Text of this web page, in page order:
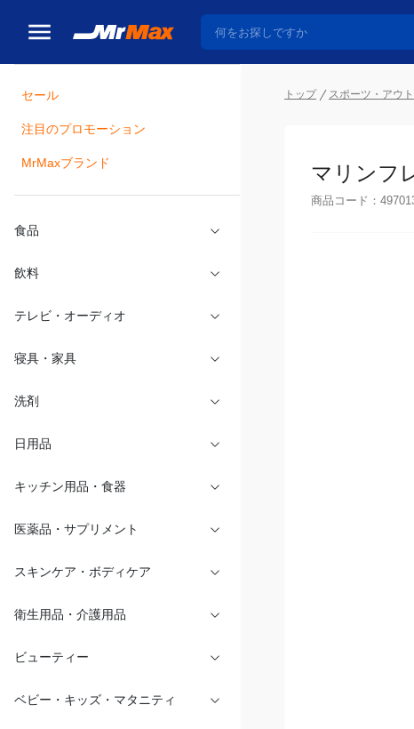
セール
注目のプロモーション
MrMaxブランド
食品
飲料
テレビ・オーディオ
寝具・家具
洗剤
日用品
キッチン用品・食器
医薬品・サプリメント
スキンケア・ボディケア
衛生用品・介護用品
ビューティー
ベビー・キッズ・マタニティ
トップ スポーツ・アウ
マリンフ
商品コード：